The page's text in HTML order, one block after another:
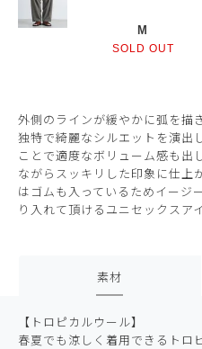
M
SOLD OUT
外側のラインが緩やかに弧を描
独特で綺麗なシルエットを演出
ことで適度なボリューム感も出
ながらスッキリした印象に仕上
はゴムも入っているためイージ
り入れて頂けるユニセックスア
素材
【トロピカルウール】
春夏でも涼しく着用できるトロ